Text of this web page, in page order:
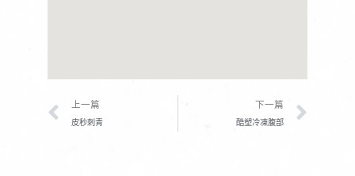
上一頁
上一篇
皮秒刺青
下一篇
酷塑冷凍腹部